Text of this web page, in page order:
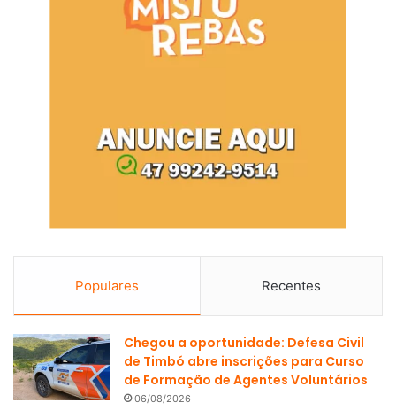
Populares Recentes
Chegou a oportunidade: Defesa Civil
de Timbó abre inscrições para Curso
de Formação de Agentes Voluntários
06/08/2026